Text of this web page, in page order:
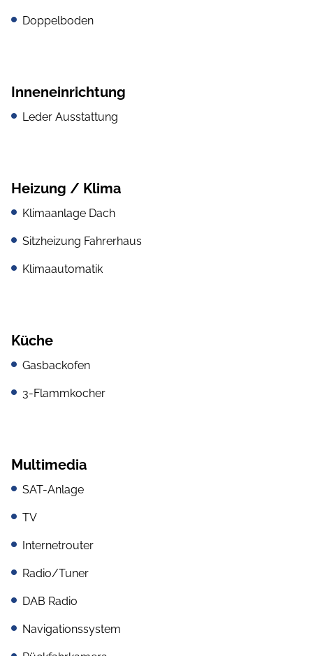
Doppelboden
Inneneinrichtung
Leder Ausstattung
Heizung / Klima
Klimaanlage Dach
Sitzheizung Fahrerhaus
Klimaautomatik
Küche
Gasbackofen
3-Flammkocher
Multimedia
SAT-Anlage
TV
Internetrouter
Radio/Tuner
DAB Radio
Navigationssystem